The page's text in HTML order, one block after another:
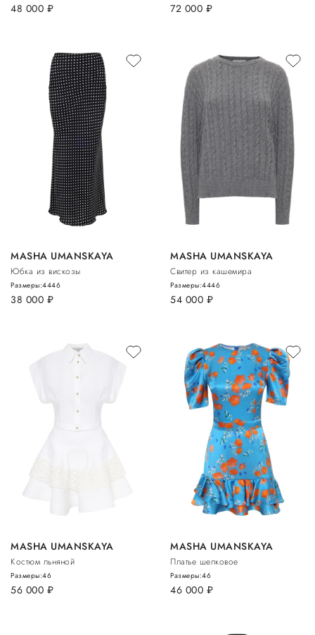
48 000 руб. 72 000 руб.
MASHA UMANSKAYA
Юбка из вискозы
38 000 руб.
Размеры:4446
MASHA UMANSKAYA
Свитер из кашемира
54 000 руб.
Размеры:4446
MASHA UMANSKAYA
Костюм льняной
56 000 руб.
Размеры:46
MASHA UMANSKAYA
Платье шелковое
46 000 руб.
Размеры:46